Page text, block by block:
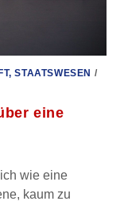
STAATSWESEN /
eine
wie eine
kaum zu